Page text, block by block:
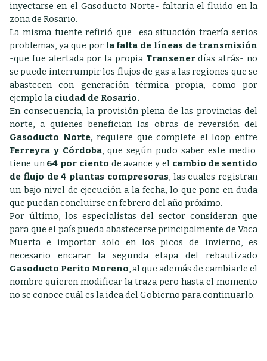
inyectarse en el Gasoducto Norte- faltaría el fluido en la
zona de Rosario.
La misma fuente refirió que esa situación traería serios
problemas, ya que por la falta de líneas de transmisión
-que fue alertada por la propia Transenerdías atrás- no
se puede interrumpir los flujos de gas a las regiones que se
abastecen con generación térmica propia, como por
ejemplo laciudad de Rosario.
En consecuencia, la provisión plena de las provincias del
norte, a quienes benefician las obras de reversión del
Gasoducto Norte,requiere que complete el loop entre
Ferreyra y Córdoba, que según pudo saber este medio
tiene un64 por ciento de avance y el cambio de sentido
de flujo de 4 plantas compresoras, las cuales registran
un bajo nivel de ejecución a la fecha, lo que pone en duda
que puedan concluirse en febrero del año próximo.
Por último, los especialistas del sector consideran que
para que el país pueda abastecerse principalmente de Vaca
Muerta e importar solo en los picos de invierno, es
necesario encarar la segunda etapa del rebautizado
Gasoducto Perito Moreno, al que además de cambiarle el
nombre quieren modificar la traza pero hasta el momento
no se conoce cuál es la idea del Gobierno para continuarlo.